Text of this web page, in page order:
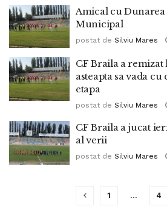
Amical cu Dunarea
Municipal
postat de Silviu Mares
CF Braila a remizat
asteapta sa vada
etapa
postat de Silviu Mares
CF Braila a jucat
al verii
postat de Silviu Mares
1 … 4